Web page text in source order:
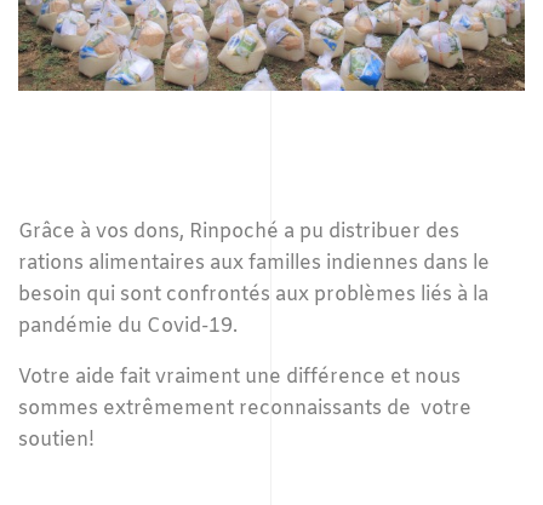
Grâce à vos dons, Rinpoché a pu distribuer des
rations alimentaires aux familles indiennes dans le
besoin qui sont confrontés aux problèmes liés à la
pandémie du Covid-19.
Votre aide fait vraiment une différence et nous
sommes extrêmement reconnaissants de votre
soutien!